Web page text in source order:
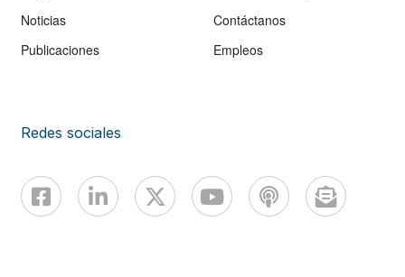
Noticias
Publicaciones
Contáctanos
Empleos
Redes sociales